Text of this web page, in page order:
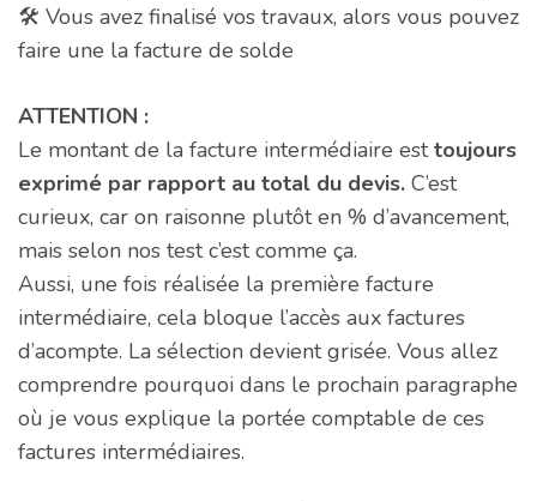
🛠️ Vous avez finalisé vos travaux, alors vous pouvez
faire une la facture de solde
ATTENTION :
Le montant de la facture intermédiaire esttoujours
exprimé par rapport au total du devis. C’est
curieux, car on raisonne plutôt en % d’avancement,
mais selon nos test c’est comme ça.
Aussi, une fois réalisée la première facture
intermédiaire, cela bloque l’accès aux factures
d’acompte. La sélection devient grisée. Vous allez
comprendre pourquoi dans le prochain paragraphe
où je vous explique la portée comptable de ces
factures intermédiaires.